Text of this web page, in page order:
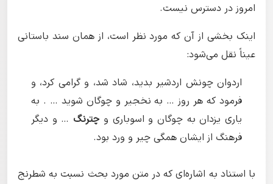
امروز در دسترس نیست.
اینک بخشی از آن که مورد نظر است، از همان سند باستانی
عیناً نقل می‌شود:
اردوان چونش اردشیر بدید، شاد شد، و گرامی کرد، و
فرمود که هر روز … به نخجیر و چوگان شوید … . به
یاری یزدان به چوگان و اسوباری و چترنگ … و دیگر
فرهنگ از ایشان همگی چیر و ورد بود.
با استناد به اشاره‌ای که در متن مورد بحث نسبت به شطرنج